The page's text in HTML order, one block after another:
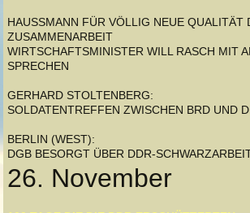
HAUSSMANN FÜR VÖLLIG NEUE QUALITÄT
ZUSAMMENARBEIT
WIRTSCHAFTSMINISTER WILL RASCH MIT
SPRECHEN
GERHARD STOLTENBERG:
SOLDATENTREFFEN ZWISCHEN BRD UND
BERLIN (WEST):
DGB BESORGT ÜBER DDR-
26. November